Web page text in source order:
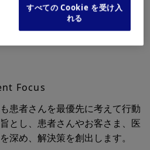
けではなく、「いかにして成す
Focus
患者さんを最優先に考えて行動
とし、患者さんやお客さま、医
深め、解決策を創出します。
すべての Cookie を受け入
れる